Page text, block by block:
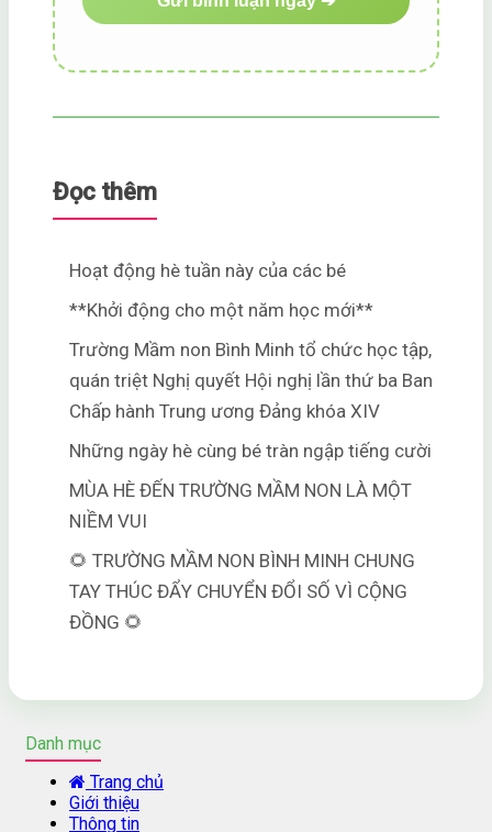
Đọc thêm
Hoạt động hè tuần này của các bé
**Khởi động cho một năm học mới**
Trường Mầm non Bình Minh tổ chức học tập,
quán triệt Nghị quyết Hội nghị lần thứ ba Ban
Chấp hành Trung ương Đảng khóa XIV
Những ngày hè cùng bé tràn ngập tiếng cười
MÙA HÈ ĐẾN TRƯỜNG MẦM NON LÀ MỘT
NIỀM VUI
🌻 TRƯỜNG MẦM NON BÌNH MINH CHUNG
TAY THÚC ĐẨY CHUYỂN ĐỔI SỐ VÌ CỘNG
ĐỒNG 🌻
Danh mục
Trang chủ
Giới thiệu
Thông tin